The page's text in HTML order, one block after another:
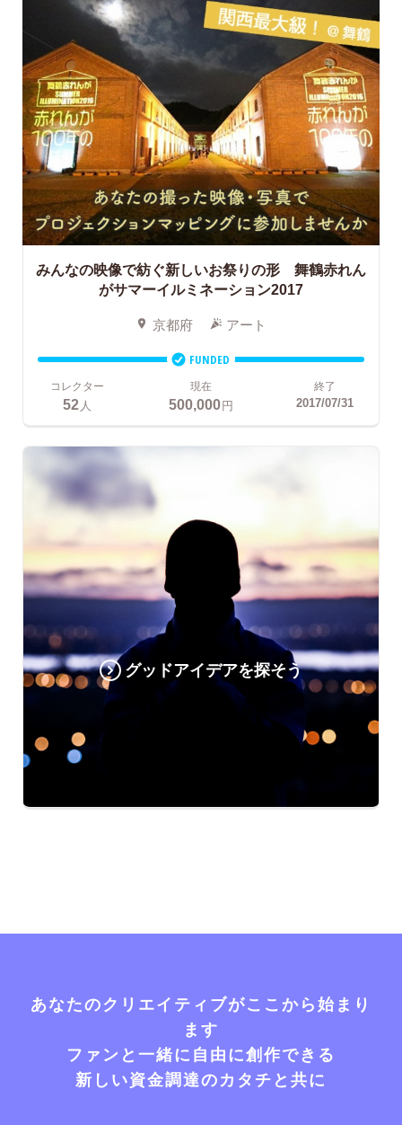
みんなの映像で紡ぐ新しいお祭りの形 舞鶴赤れん
がサマーイルミネーション2017
京都府 アート
FUNDED
コレクター
52人
現在
500,000円
終了
2017/07/31
グッドアイデアを探そう
あなたのクリエイティブがここから始まり
ます
ファンと一緒に自由に創作できる
新しい資金調達のカタチと共に